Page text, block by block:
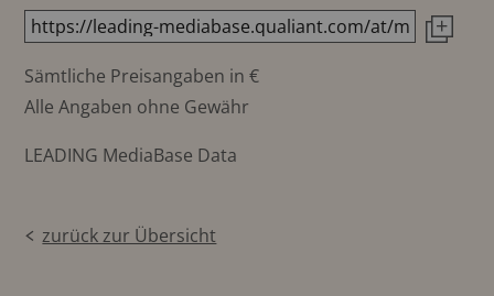
Sämtliche Preisangaben in €
Alle Angaben ohne Gewähr
LEADING MediaBase Data
zurück zur Übersicht